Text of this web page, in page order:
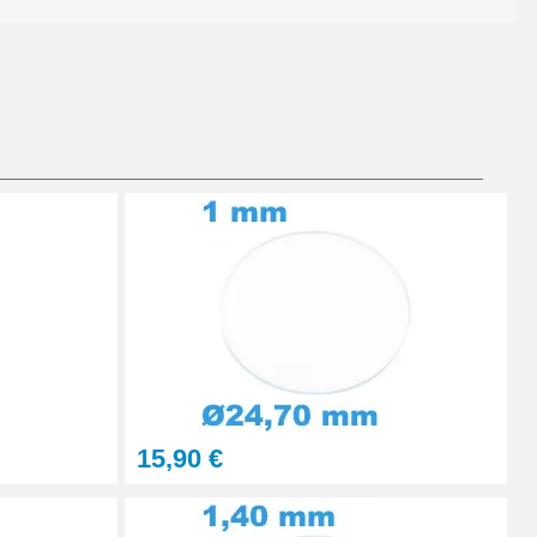
Ajouter au panier
15,90 €